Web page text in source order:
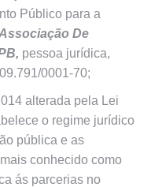
Público para a
De
pessoa jurídica,
0001-70;
alterada pela Lei
o regime jurídico
pública e as
conhecido como
ás parcerias no